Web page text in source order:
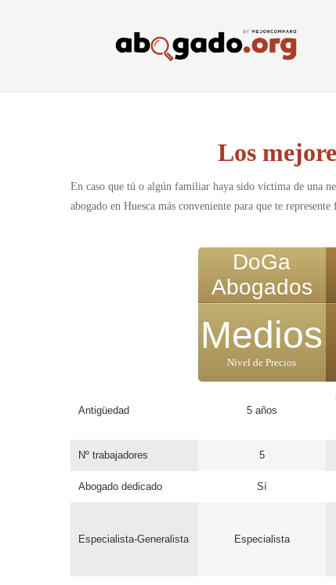
Los
En caso que tú o algún familiar haya sido víctima de una
abogado en Huesca más conveniente para que te
Antigüedad
Nº trabajadores
Abogado dedicado
Especialista-Generalista
DoGa
Abogados
Medios
Nivel de Precios
5 años
5
Sí
Especialista